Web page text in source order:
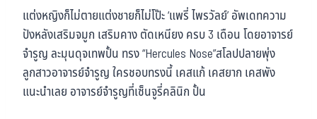
แต่งหญิงก็ไม่ตายแต่งชายก็ไม่โป๊ะ ‘แพรี่ ไพรวัลย์’ อัพเดทความ
ปังหลังเสริมจมูก เสริมคาง ตัดเหนียง ครบ 3 เดือน โดยอาจารย์
จำรูญ ละมุนดุจเทพปั้น ทรง “Hercules Nose”สโลปปลายพุ่ง
ลูกสาวอาจารย์จำรูญ ใครชอบทรงนี้ เคสแก้ เคสยาก เคสพัง
แนะนำเลย อาจารย์จำรูญที่เซ็นจูรี่คลินิก ปั้น